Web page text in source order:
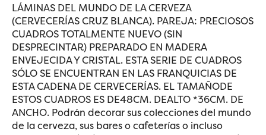
LÁMINAS DEL MUNDO DE LA CERVEZA
(CERVECERÍAS CRUZ BLANCA). PAREJA: PRECIOSOS
CUADROS TOTALMENTE NUEVO (SIN
DESPRECINTAR) PREPARADO EN MADERA
ENVEJECIDA Y CRISTAL. ESTA SERIE DE CUADROS
SÓLO SE ENCUENTRAN EN LAS FRANQUICIAS DE
ESTA CADENA DE CERVECERÍAS. EL TAMAÑODE
ESTOS CUADROS ES DE48CM. DEALTO *36CM. DE
ANCHO. Podrán decorar sus colecciones del mundo
de la cerveza, sus bares o cafeterías o incluso